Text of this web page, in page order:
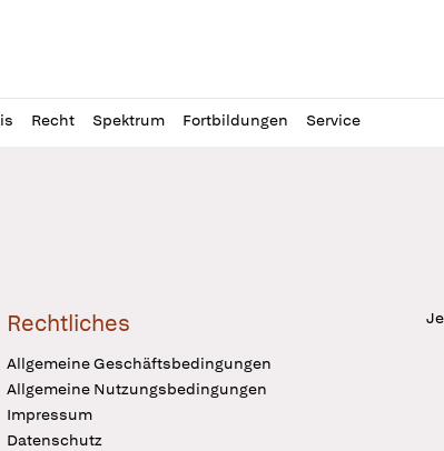
Recht Spektrum Fortbildungen Service
Rechtliches
Allgemeine Geschäftsbedingungen
Allgemeine Nutzungsbedingungen
Impressum
Datenschutz